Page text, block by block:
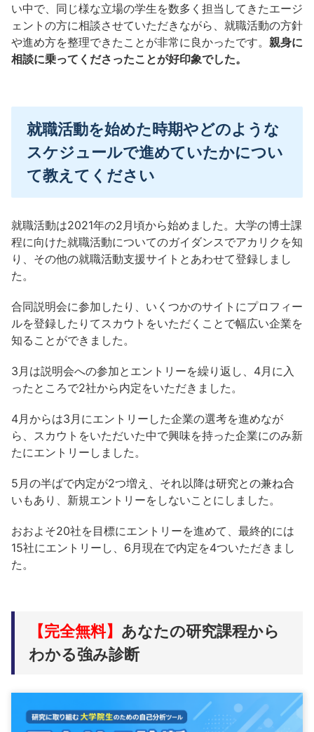
い中で、同じ様な立場の学生を数多く担当してきたエージ
ェントの方に相談させていただきながら、就職活動の方針
や進め方を整理できたことが非常に良かったです。 親身に
相談に乗ってくださったことが好印象でした。
就職活動を始めた時期やどのような
スケジュールで進めていたかについ
て教えてください
就職活動は2021年の2月頃から始めました。大学の博士課
程に向けた就職活動についてのガイダンスでアカリクを知
り、その他の就職活動支援サイトとあわせて登録しまし
た。
合同説明会に参加したり、いくつかのサイトにプロフィー
ルを登録したりてスカウトをいただくことで幅広い企業を
知ることができました。
3月は説明会への参加とエントリーを繰り返し、4月に入
ったところで2社から内定をいただきました。
4月からは3月にエントリーした企業の選考を進めなが
ら、スカウトをいただいた中で興味を持った企業にのみ新
たにエントリーしました。
5月の半ばで内定が2つ増え、それ以降は研究との兼ね合
いもあり、新規エントリーをしないことにしました。
おおよそ20社を目標にエントリーを進めて、最終的には
15社にエントリーし、6月現在で内定を4ついただきまし
た。
【完全無料】 あなたの研究課程から
わかる強み診断